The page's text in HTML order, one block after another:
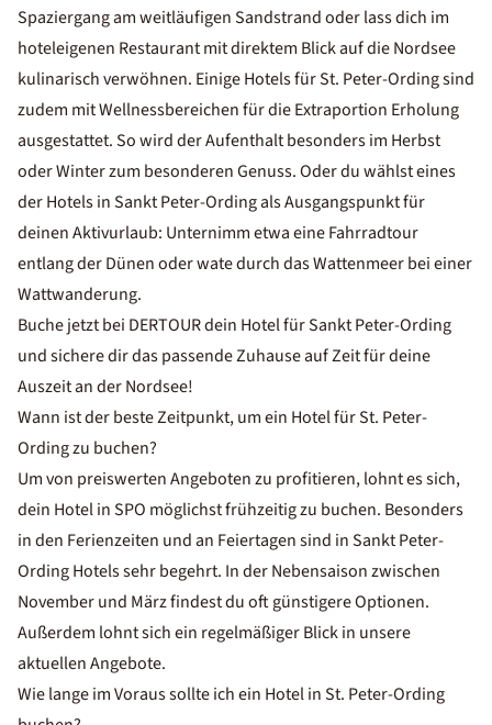
Spaziergang am weitläufigen Sandstrand oder lass dich im
hoteleigenen Restaurant mit direktem Blick auf die Nordsee
kulinarisch verwöhnen. Einige Hotels für St. Peter-Ording sind
zudem mit Wellnessbereichen für die Extraportion Erholung
ausgestattet. So wird der Aufenthalt besonders im Herbst
oder Winter zum besonderen Genuss. Oder du wählst eines
der Hotels in Sankt Peter-Ording als Ausgangspunkt für
deinenAktivurlaub: Unternimm etwa eine Fahrradtour
entlang der Dünen oder wate durch das Wattenmeer bei einer
Wattwanderung.
Buche jetzt bei DERTOUR dein Hotel für Sankt Peter-Ording
und sichere dir das passende Zuhause auf Zeit für deine
Auszeit an der Nordsee!
Wann ist der beste Zeitpunkt, um ein Hotel für St. Peter-
Ording zu buchen?
Um von preiswerten Angeboten zu profitieren, lohnt es sich,
dein Hotel in SPO möglichst frühzeitig zu buchen. Besonders
in den Ferienzeiten und an Feiertagen sind in Sankt Peter-
Ording Hotels sehr begehrt. In der Nebensaison zwischen
November und März findest du oft günstigere Optionen.
Außerdem lohnt sich ein regelmäßiger Blick in unsere
aktuellen Angebote.
Wie lange im Voraus sollte ich ein Hotel in St. Peter-Ording